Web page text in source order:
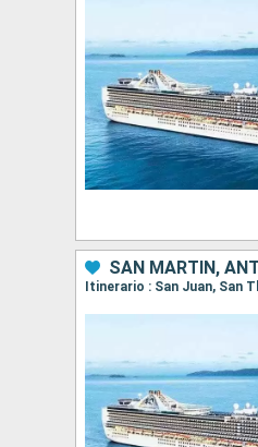
SAN MARTÍN,